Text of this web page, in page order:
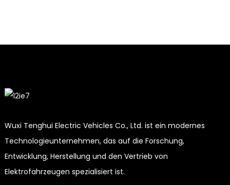
Wuxi Tenghui Electric Vehicles Co., Ltd. ist ein modernes
Technologieunternehmen, das auf die Forschung,
Entwicklung, Herstellung und den Vertrieb von
Elektrofahrzeugen spezialisiert ist.